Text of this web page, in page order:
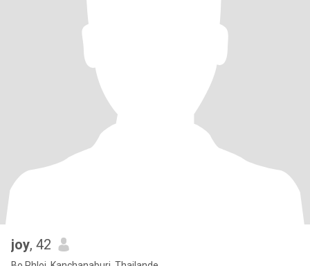
joy, 42